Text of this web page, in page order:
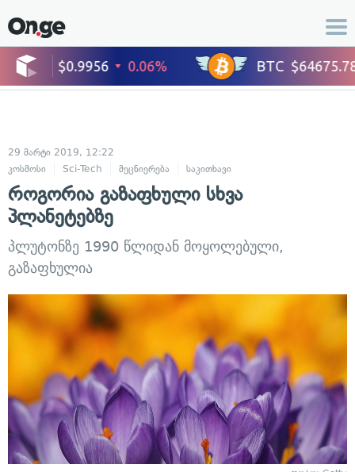
29 მარტი 2019, 12:22
კოსმოსი
Sci-Tech მეცნიერება საკითხავი
როგორია გაზაფხული სხვა
პლანეტებზე
პლუტონზე 1990 წლიდან მოყოლებული,
გაზაფხულია